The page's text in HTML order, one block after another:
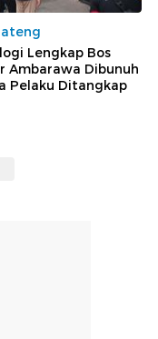
Lengkap Bos
Ambarawa Dibunuh
Pelaku Ditangkap